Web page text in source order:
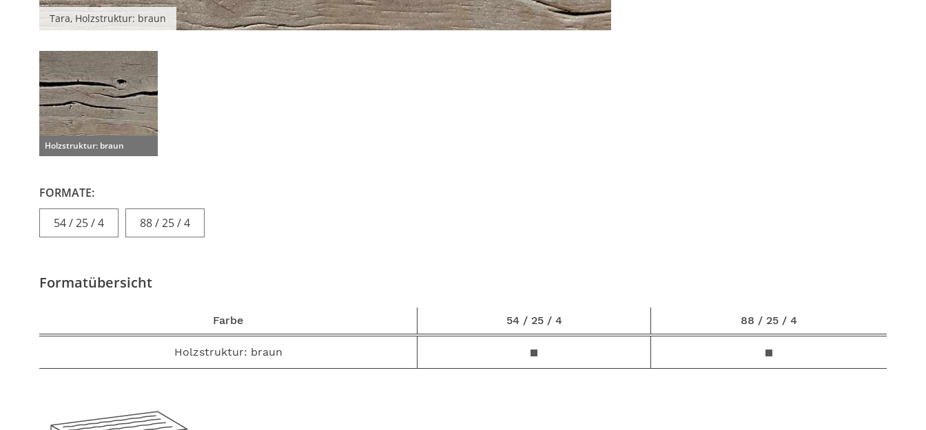
Tara, Holzstruktur: braun
Holzstruktur: braun
FORMATE:
54 / 25 / 4
88 / 25 / 4
Formatübersicht
Farbe 54 / 25 / 4 88 / 25 / 4
Holzstruktur: braun